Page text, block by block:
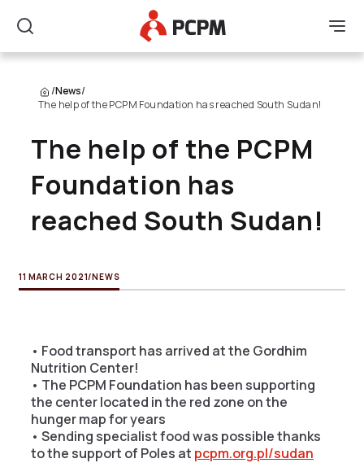
Search
Main Logo
/News/
The help of the PCPM Foundation has reached South Sudan!
The help of the PCPM
Foundation has
reached South Sudan!
11 MARCH 2021/NEWS
• Food transport has arrived at the Gordhim
Nutrition Center!
• The PCPM Foundation has been supporting
the center located in the red zone on the
hunger map for years
• Sending specialist food was possible thanks
to the support of Poles at pcpm.org.pl/sudan